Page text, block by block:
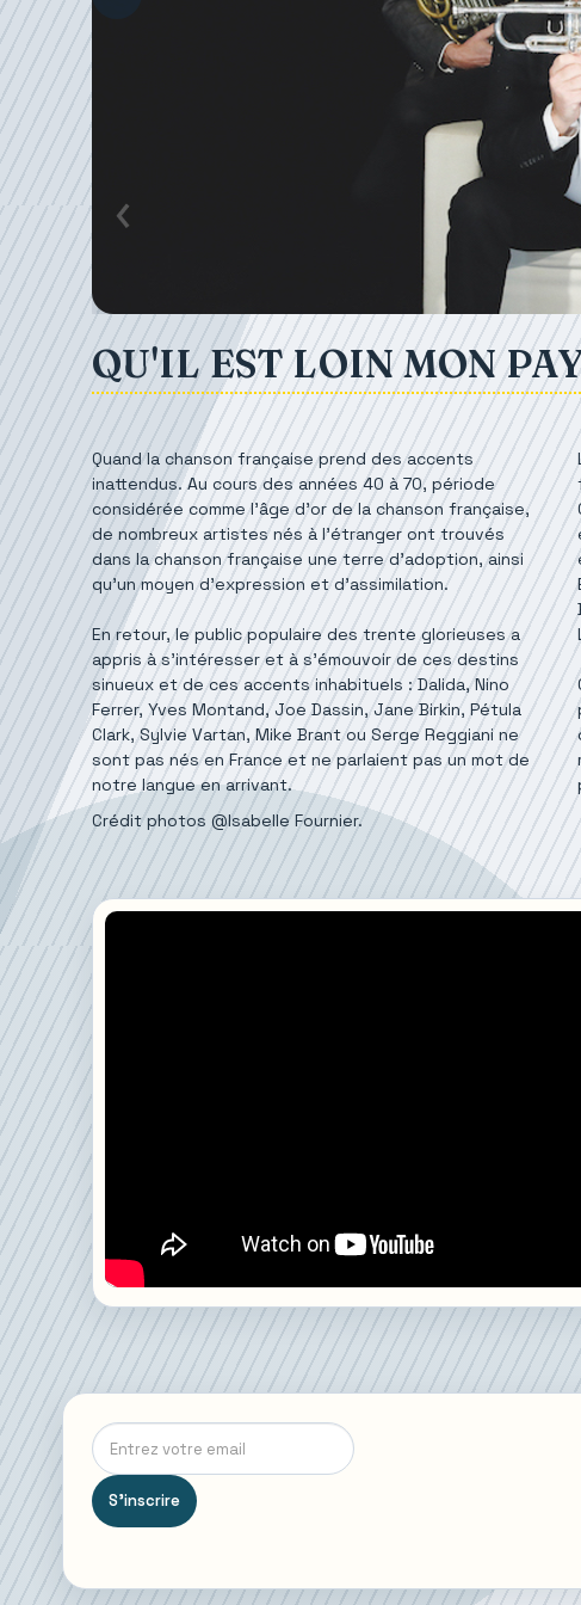
QU'IL EST LOIN MON
Quand la chanson française prend des accents
inattendus. Au cours des années 40 à 70, période
considérée comme l’âge d’or de la chanson française,
de nombreux artistes nés à l’étranger ont trouvés
dans la chanson française une terre d’adoption, ainsi
qu’un moyen d’expression et d’assimilation.
En retour, le public populaire des trente glorieuses a
appris à s’intéresser et à s’émouvoir de ces destins
sinueux et de ces accents inhabituels : Dalida, Nino
Ferrer, Yves Montand, Joe Dassin, Jane Birkin, Pétula
Clark, Sylvie Vartan, Mike Brant ou Serge Reggiani ne
sont pas nés en France et ne parlaient pas un mot de
notre langue en arrivant.
Crédit photos @Isabelle Fournier.
S'inscrire